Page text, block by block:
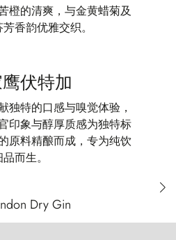
橙的清爽，与金黄蜡菊及
香韵优雅交织。
伏特加
独特的口感与嗅觉体验，
印象与醇厚质感为独特标
原料精酿而成，专为纯饮
而生。
Dry Gin